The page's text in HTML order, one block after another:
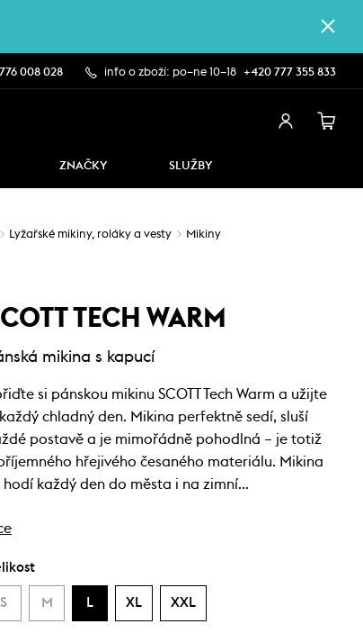
008 028 info o zboží: po–ne 10–18 +420 777 355 833
ZNAČKY SLUŽBY
Lyžařské mikiny, roláky a vesty Mikiny
TECH WARM
mikina s kapucí
si pánskou mikinu SCOTT Tech Warm a užijte
chladný den. Mikina perfektně sedí, sluší
postavě a je mimořádně pohodlná – je totiž
hřejivého česaného materiálu. Mikina
hodí každý den do města i na zimní…
S M L XL XXL